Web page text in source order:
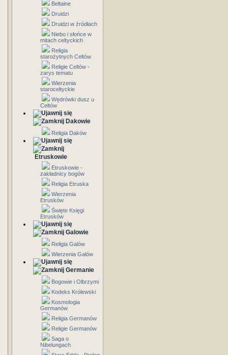
Beltaine
Druidzi
Druidzi w źródłach
Niebo i słońce w
mitach celtyckich
Religia
starożytnych Celtów
Religie Celtów -
zarys tematu
Wierzenia
staroceltyckie
Wędrówki dusz u
Celtów
Dakowie
Religia Daków
Etruskowie
Etruskowie -
zakładnicy bogów
Religia Etruska
Wierzenia
Etrusków
Święte Księgi
Etrusków
Galowie
Religia Galów
Wierzenia Galów
Germanie
Bogowie i Olbrzymi
Kodeks Królewski
Kosmologia
Germanów
Religia Germanów
Religie Germanów
Saga o
Nibelungach